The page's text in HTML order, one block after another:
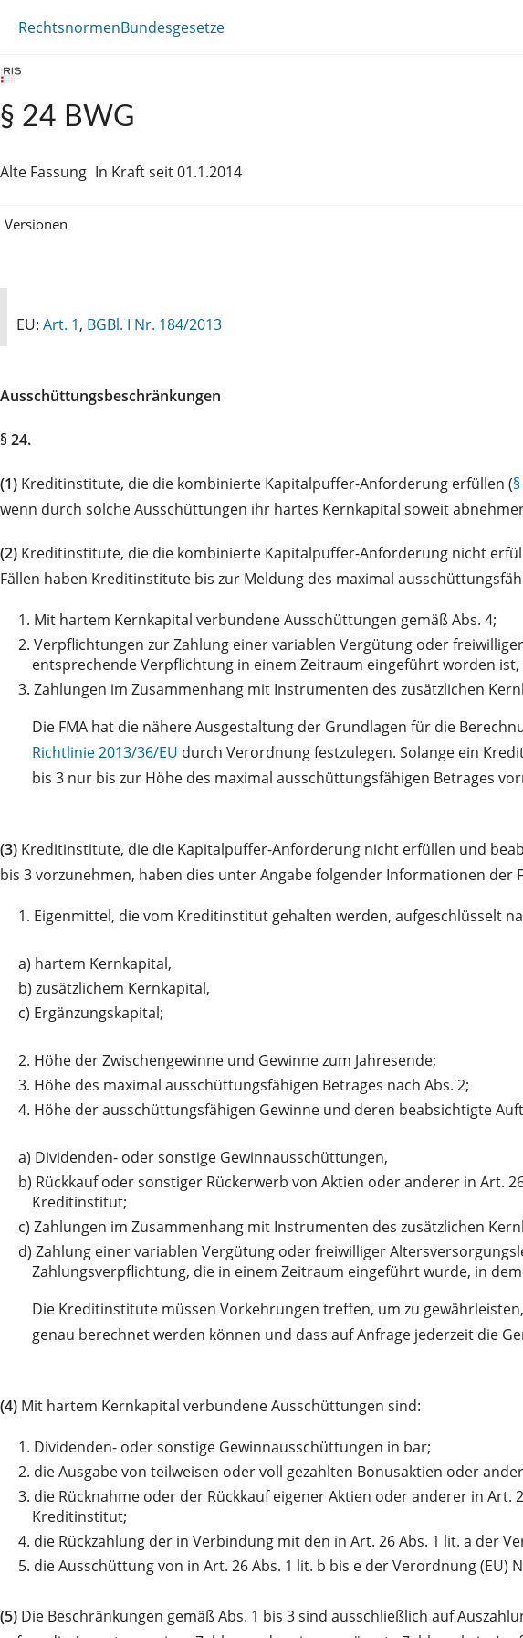
RechtsnormenBundesgesetze
§ 24 BWG
Alte Fassung In Kraft seit 01.1.2014
Versionen
EU: Art. 1, BGBl. I Nr. 184/2013
Ausschüttungsbeschränkungen
§ 24.
(1) Kreditinstitute, die die kombinierte Kapitalpuffer-Anforderung erfüllen (
wenn durch solche Ausschüttungen ihr hartes Kernkapital soweit
(2) Kreditinstitute, die die kombinierte Kapitalpuffer-Anforderung nicht
Fällen haben Kreditinstitute bis zur Meldung des maximal
1. Mit hartem Kernkapital verbundene Ausschüttungen gemäß Abs. 4;
2. Verpflichtungen zur Zahlung einer variablen Vergütung oder
entsprechende Verpflichtung in einem Zeitraum eingeführt worden
3. Zahlungen im Zusammenhang mit Instrumenten des zusätzlichen
Die FMA hat die nähere Ausgestaltung der Grundlagen für die
Richtlinie 2013/36/EU durch Verordnung festzulegen. Solange ein
bis 3 nur bis zur Höhe des maximal ausschüttungsfähigen Betrages
(3) Kreditinstitute, die die Kapitalpuffer-Anforderung nicht erfüllen und
bis 3 vorzunehmen, haben dies unter Angabe folgender Informationen der
1. Eigenmittel, die vom Kreditinstitut gehalten werden, aufgeschlüsselt
a) hartem Kernkapital,
b) zusätzlichem Kernkapital,
c) Ergänzungskapital;
2. Höhe der Zwischengewinne und Gewinne zum Jahresende;
3. Höhe des maximal ausschüttungsfähigen Betrages nach Abs. 2;
4. Höhe der ausschüttungsfähigen Gewinne und deren beabsichtigte
a) Dividenden- oder sonstige Gewinnausschüttungen,
b) Rückkauf oder sonstiger Rückerwerb von Aktien oder anderer in Art.
Kreditinstitut;
c) Zahlungen im Zusammenhang mit Instrumenten des zusätzlichen
d) Zahlung einer variablen Vergütung oder freiwilliger
Zahlungsverpflichtung, die in einem Zeitraum eingeführt wurde, in
Die Kreditinstitute müssen Vorkehrungen treffen, um zu
genau berechnet werden können und dass auf Anfrage jederzeit die
(4) Mit hartem Kernkapital verbundene Ausschüttungen sind:
1. Dividenden- oder sonstige Gewinnausschüttungen in bar;
2. die Ausgabe von teilweisen oder voll gezahlten Bonusaktien oder
3. die Rücknahme oder der Rückkauf eigener Aktien oder anderer in
Kreditinstitut;
4. die Rückzahlung der in Verbindung mit den in Art. 26 Abs. 1 lit. a der
5. die Ausschüttung von in Art. 26 Abs. 1 lit. b bis e der Verordnung (EU)
(5) Die Beschränkungen gemäß Abs. 1 bis 3 sind ausschließlich auf